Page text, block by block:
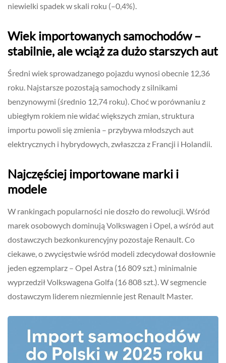
niewielki spadek w skali roku (–0,4%).
Wiek importowanych samochodów –
stabilnie, ale wciąż za dużo starszych aut
Średni wiek sprowadzanego pojazdu wynosi obecnie 12,36
roku. Najstarsze pozostają samochody z silnikami
benzynowymi (średnio 12,74 roku). Choć w porównaniu z
ubiegłym rokiem nie widać większych zmian, struktura
importu powoli się zmienia – przybywa młodszych aut
elektrycznych i hybrydowych, zwłaszcza z Francji i Holandii.
Najczęściej importowane marki i
modele
W rankingach popularności nie doszło do rewolucji. Wśród
marek osobowych dominują Volkswagen i Opel, a wśród aut
dostawczych bezkonkurencyjny pozostaje Renault. Co
ciekawe, o zwycięstwie wśród modeli zdecydował dosłownie
jeden egzemplarz – Opel Astra (16 809 szt.) minimalnie
wyprzedził Volkswagena Golfa (16 808 szt.). W segmencie
dostawczym liderem niezmiennie jest Renault Master.